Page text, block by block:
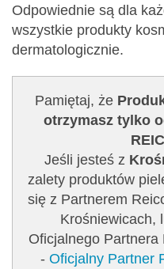
Odpowiednie są dla
wszystkie produkty
dermatologicznie.
Pamiętaj, że
otrzymasz tylko
Jeśli jesteś z
zalety produktów
się z Partnerem
Krośniewicach,
Oficjalnego Partnera
- Oficjalny Partner